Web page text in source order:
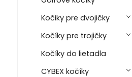
Kočiky pre dvojičky
Kočíky pre trojičky
Kočíky do lietadla
CYBEX kočíky